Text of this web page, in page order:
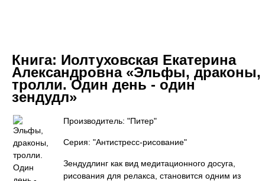
Книга: Иолтуховская Екатерина
Александровна «Эльфы, драконы,
тролли. Один день - один
зендудл»
Производитель: "Питер"
Серия: "Антистресс-рисование"
Зендудлинг как вид медитационного досуга,
рисования для релакса, становится одним из